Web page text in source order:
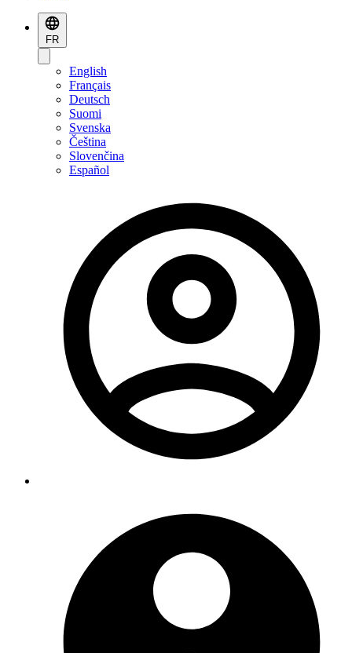
FR
English
Français
Deutsch
Suomi
Svenska
Čeština
Slovenčina
Español